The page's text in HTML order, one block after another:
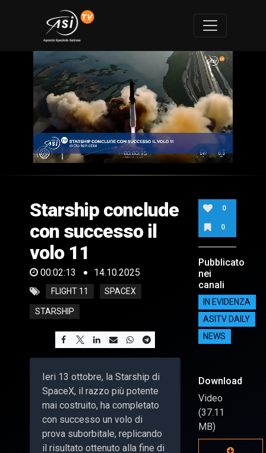
of
13
seconds
Starship conclude
con successo il
volo 11
00:02:13 14.10.2025
FLIGHT 11 SPACEX
STARSHIP
Ieri 13 ottobre, la Starship di
SpaceX, il razzo più potente
mai costruito, ha completato
con successo un volo di
prova suborbitale, replicando
il risultato ottenuto alla fine di
0
0
Pubblicato
nei
canali
IN EVIDENZA
ASITV DAILY
NEWS
Download
Video
(37.11
MB)